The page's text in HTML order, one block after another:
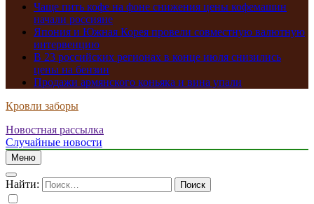
Чаще пить кофе на фоне снижения цены кофемашин
начали россияне
Япония и Южная Корея провели совместную валютную
интервенцию
В 23 российских регионах в конце июля снизились
цены на бензин
Продажи армянского коньяка и вина упали
Кровли заборы
Новостная рассылка
Случайные новости
Меню
Найти: